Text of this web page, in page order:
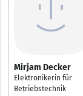
Mirjam Decker
Elektronikerin für
Betriebstechnik